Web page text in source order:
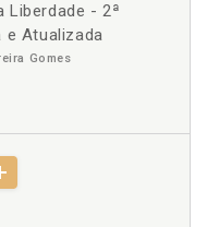
Liberdade - 2ª
e Atualizada
Gomes